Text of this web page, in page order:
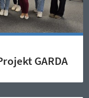
GARDA